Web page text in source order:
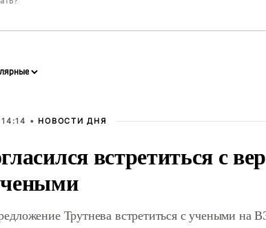
• НОВОСТИ ДНЯ
встретиться с
Трутнева встретиться с учеными на